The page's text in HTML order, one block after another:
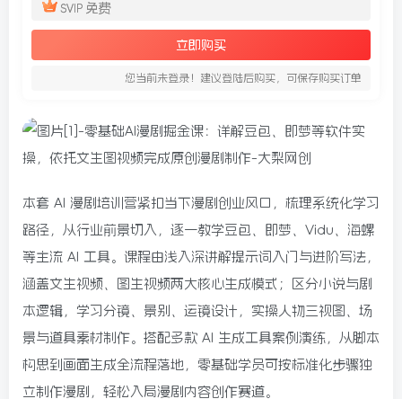
SVIP 免费
立即购买
您当前未登录！建议登陆后购买，可保存购买订单
本套 AI 漫剧培训营紧扣当下漫剧创业风口，梳理系统化学习
路径，从行业前景切入，逐一教学豆包、即梦、Vidu、海螺
等主流 AI 工具。课程由浅入深讲解提示词入门与进阶写法，
涵盖文生视频、图生视频两大核心生成模式；区分小说与剧
本逻辑，学习分镜、景别、运镜设计，实操人物三视图、场
景与道具素材制作。搭配多款 AI 生成工具案例演练，从脚本
构思到画面生成全流程落地，零基础学员可按标准化步骤独
立制作漫剧，轻松入局漫剧内容创作赛道。